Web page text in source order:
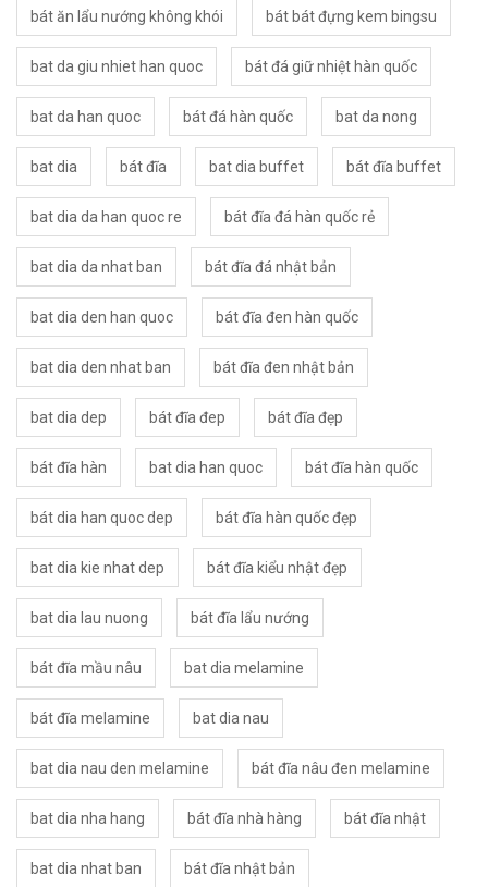
bát ăn lẩu nướng không khói bát bát đựng kem bingsu
bat da giu nhiet han quoc bát đá giữ nhiệt hàn quốc
bat da han quoc bát đá hàn quốc bat da nong
bat dia bát đĩa bat dia buffet bát đĩa buffet
bat dia da han quoc re bát đĩa đá hàn quốc rẻ
bat dia da nhat ban bát đĩa đá nhật bản
bat dia den han quoc bát đĩa đen hàn quốc
bat dia den nhat ban bát đĩa đen nhật bản
bat dia dep bát đĩa đep bát đĩa đẹp
bát đĩa hàn bat dia han quoc bát đĩa hàn quốc
bát dia han quoc dep bát đĩa hàn quốc đẹp
bat dia kie nhat dep bát đĩa kiểu nhật đẹp
bat dia lau nuong bát đĩa lẩu nướng
bát đĩa mầu nâu bat dia melamine
bát đĩa melamine bat dia nau
bat dia nau den melamine bát đĩa nâu đen melamine
bat dia nha hang bát đĩa nhà hàng bát đĩa nhật
bat dia nhat ban bát đĩa nhật bản